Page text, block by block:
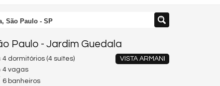
São Paulo - SP
Paulo - Jardim Guedala
VISTA ARMANI
4 dormitórios (4 suítes)
4 vagas
6 banheiros